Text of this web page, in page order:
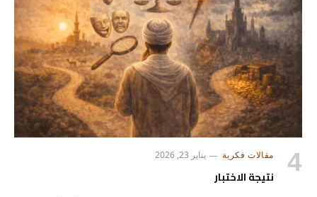
مقالات فكرية يناير 23, 2026
نتيجة الاختبار